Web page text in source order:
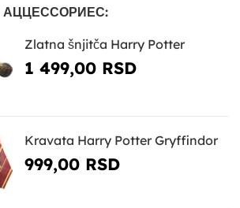
Zlatna šnjitča Harry Potter
1 499,00 RSD
Kravata Harry Potter Gryffindor
999,00 RSD